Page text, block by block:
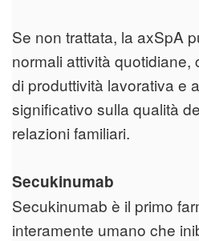
Se non trattata, la axSpA
normali attività quotidiane,
di produttività lavorativa e
significativo sulla qualità
relazioni familiari.
Secukinumab
Secukinumab è il primo
interamente umano che